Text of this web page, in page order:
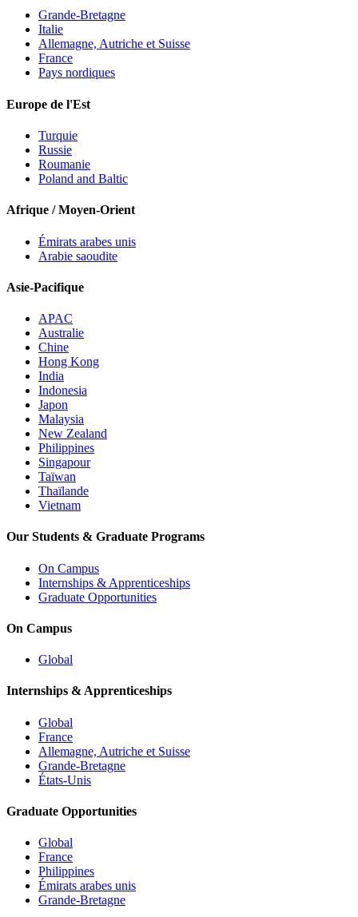
Grande-Bretagne
Italie
Allemagne, Autriche et Suisse
France
Pays nordiques
Europe de l'Est
Turquie
Russie
Roumanie
Poland and Baltic
Afrique / Moyen-Orient
Émirats arabes unis
Arabie saoudite
Asie-Pacifique
APAC
Australie
Chine
Hong Kong
India
Indonesia
Japon
Malaysia
New Zealand
Philippines
Singapour
Taïwan
Thaïlande
Vietnam
Our Students & Graduate Programs
On Campus
Internships & Apprenticeships
Graduate Opportunities
On Campus
Global
Internships & Apprenticeships
Global
France
Allemagne, Autriche et Suisse
Grande-Bretagne
États-Unis
Graduate Opportunities
Global
France
Philippines
Émirats arabes unis
Grande-Bretagne